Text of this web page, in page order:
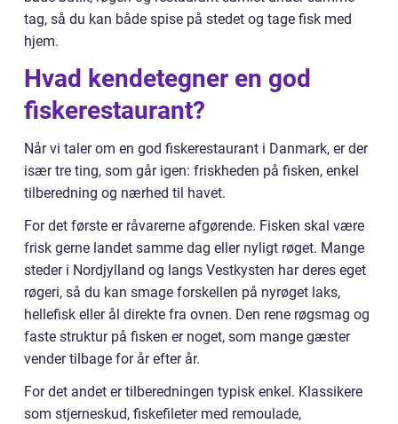
tag, så du kan både spise på stedet og tage fisk med
hjem.
Hvad kendetegner en god
fiskerestaurant?
Når vi taler om en god fiskerestaurant i Danmark, er der
især tre ting, som går igen: friskheden på fisken, enkel
tilberedning og nærhed til havet.
For det første er råvarerne afgørende. Fisken skal være
frisk gerne landet samme dag eller nyligt røget. Mange
steder i Nordjylland og langs Vestkysten har deres eget
røgeri, så du kan smage forskellen på nyrøget laks,
hellefisk eller ål direkte fra ovnen. Den rene røgsmag og
faste struktur på fisken er noget, som mange gæster
vender tilbage for år efter år.
For det andet er tilberedningen typisk enkel. Klassikere
som stjerneskud, fiskefileter med remoulade,